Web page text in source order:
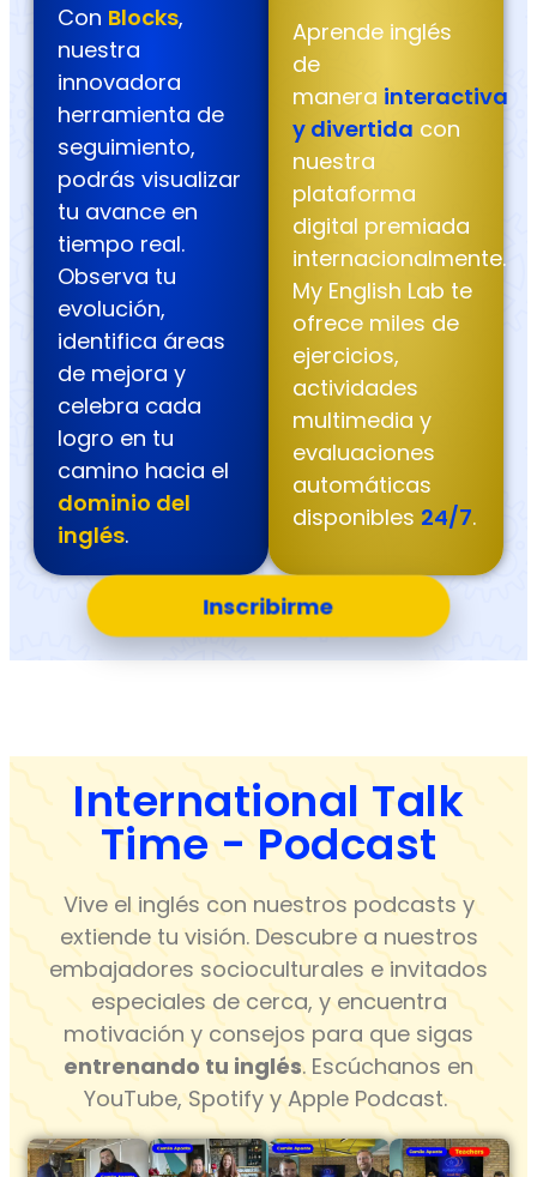
Con Blocks,
nuestra
innovadora
herramienta de
seguimiento,
podrás visualizar
tu avance en
tiempo real.
Observa tu
evolución,
identifica áreas
de mejora y
celebra cada
logro en tu
camino hacia el
dominio del
inglés.
Aprende inglés
de
manera interactiva
y divertida con
nuestra
plataforma
digital premiada
internacionalmente.
My English Lab te
ofrece miles de
ejercicios,
actividades
multimedia y
evaluaciones
automáticas
disponibles 24/7.
Inscribirme
International Talk
Time - Podcast
Vive el inglés con nuestros podcasts y
extiende tu visión. Descubre a nuestros
embajadores socioculturales e invitados
especiales de cerca, y encuentra
motivación y consejos para que sigas
entrenando tu inglés. Escúchanos en
YouTube, Spotify y Apple Podcast.